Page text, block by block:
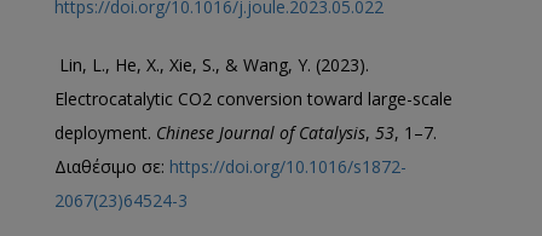
https://doi.org/10.1016/j.joule.2023.05.022
Lin, L., He, X., Xie, S., & Wang, Y. (2023).
Electrocatalytic CO2 conversion toward large-scale
deployment. Chinese Journal of Catalysis, 53, 1–7.
Διαθέσιμο σε: https://doi.org/10.1016/s1872-
2067(23)64524-3